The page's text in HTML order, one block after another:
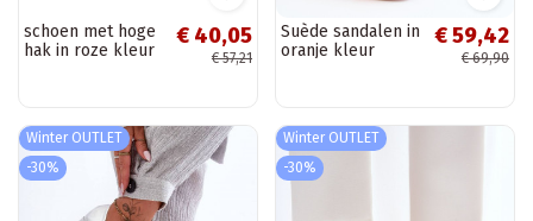
schoen met hoge
hak in roze kleur
€ 40,05
€ 57,21
Suède sandalen in
oranje kleur
€ 59,42
€ 69,90
Winter OUTLET
-30%
Winter OUTLET
-30%